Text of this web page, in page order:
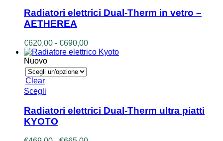
ha
più
varianti.
Le
opzioni
possono
essere
scelte
prodotto
Radiatori elettrici Dual-Therm in vetro –
AETHEREA
€620,00 - €690,00Fascia
di
Nuovo
Clear
Scegli
ha
più
varianti.
Radiatori elettrici Dual-Therm ultra piatti
KYOTO